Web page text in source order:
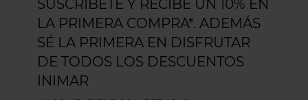
SUSCRÍBETE Y RECIBE UN 10% EN
LA PRIMERA COMPRA*. ADEMÁS
SÉ LA PRIMERA EN DISFRUTAR
DE TODOS LOS DESCUENTOS
INIMAR